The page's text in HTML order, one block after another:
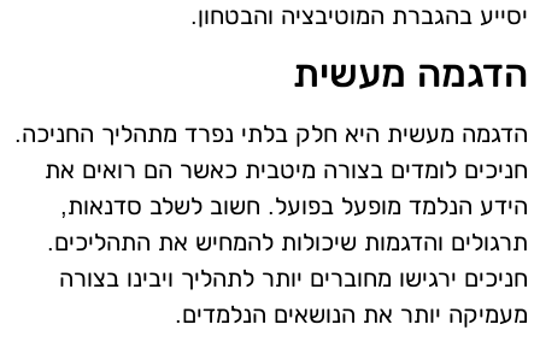
יסייע בהגברת המוטיבציה והבטחון.
הדגמה מעשית
הדגמה מעשית היא חלק בלתי נפרד מתהליך החניכה.
חניכים לומדים בצורה מיטבית כאשר הם רואים את
הידע הנלמד מופעל בפועל. חשוב לשלב סדנאות,
תרגולים והדגמות שיכולות להמחיש את התהליכים.
חניכים ירגישו מחוברים יותר לתהליך ויבינו בצורה
מעמיקה יותר את הנושאים הנלמדים.